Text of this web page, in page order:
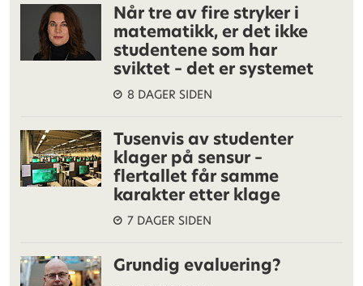
Når tre av fire stryker i
matematikk, er det ikke
studentene som har
sviktet – det er systemet
8 DAGER SIDEN
Tusenvis av studenter
klager på sensur –
flertallet får samme
karakter etter klage
7 DAGER SIDEN
Grundig evaluering?